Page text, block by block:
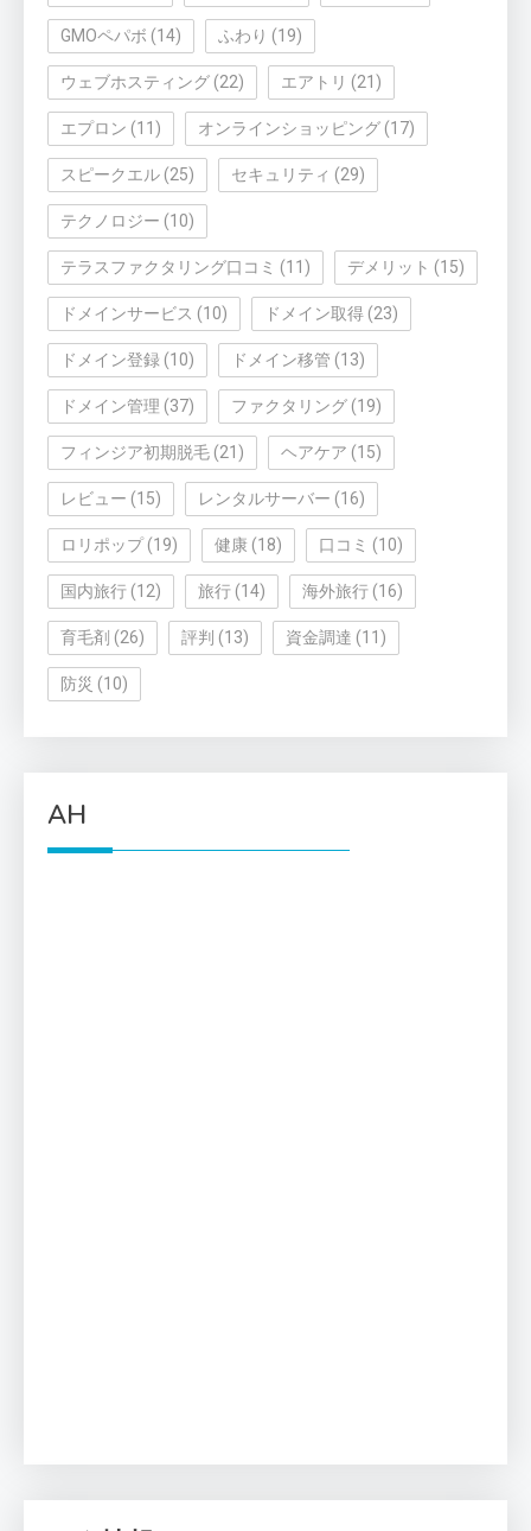
GMOペパボ (14) ふわり (19)
ウェブホスティング (22) エアトリ (21)
エプロン (11) オンラインショッピング (17)
スピークエル (25) セキュリティ (29)
テクノロジー (10)
テラスファクタリング口コミ (11) デメリット (15)
ドメインサービス (10) ドメイン取得 (23)
ドメイン登録 (10) ドメイン移管 (13)
ドメイン管理 (37) ファクタリング (19)
フィンジア初期脱毛 (21) ヘアケア (15)
レビュー (15) レンタルサーバー (16)
ロリポップ(19) 健康 (18) 口コミ (10)
国内旅行 (12) 旅行 (14) 海外旅行 (16)
育毛剤 (26) 評判 (13) 資金調達 (11)
防災 (10)
AH